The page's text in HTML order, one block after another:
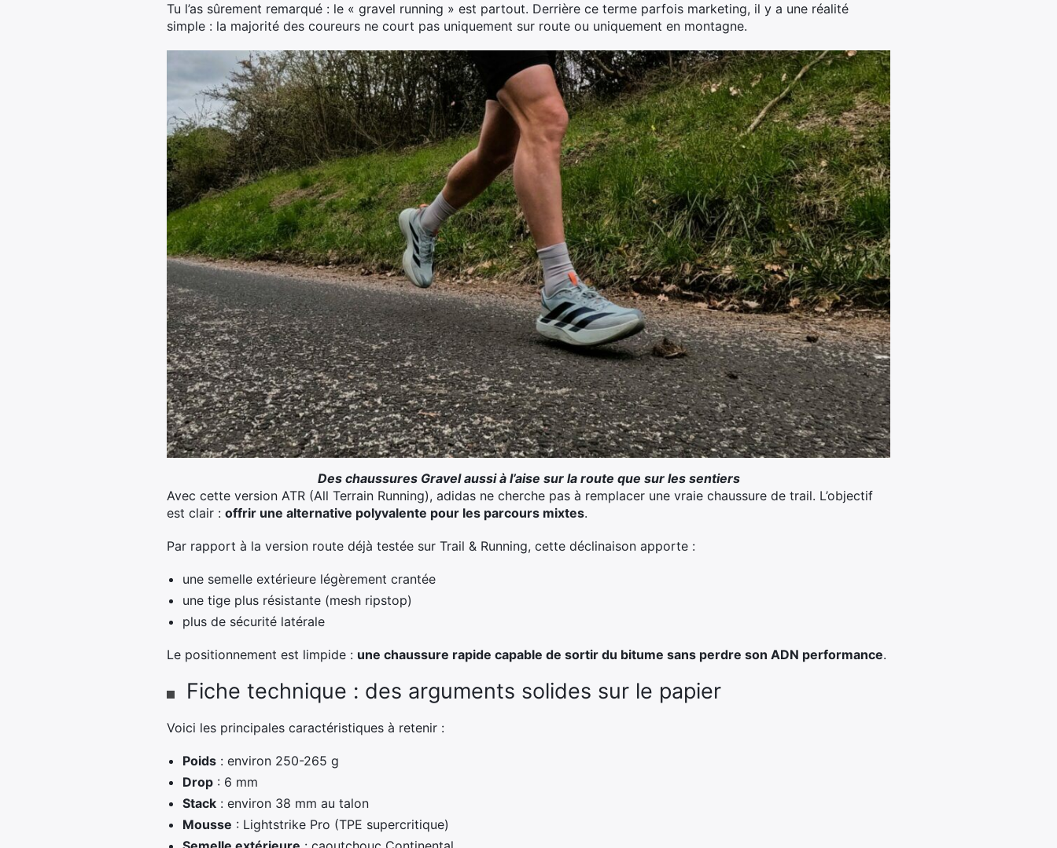
Tu l’as sûrement remarqué : le « gravel running » est partout. Derrière ce terme parfois marketing, il y a une réalité
simple : la majorité des coureurs ne court pas uniquement sur route ou uniquement en montagne.
Des chaussures Gravel aussi à l’aise sur la route que sur les sentiers
Avec cette version ATR (All Terrain Running), adidas ne cherche pas à remplacer une vraie chaussure de trail. L’objectif
est clair : offrir une alternative polyvalente pour les parcours mixtes.
Par rapport à la version route déjà testée sur Trail & Running, cette déclinaison apporte :
une semelle extérieure légèrement crantée
une tige plus résistante (mesh ripstop)
plus de sécurité latérale
Le positionnement est limpide : une chaussure rapide capable de sortir du bitume sans perdre son ADN performance.
Fiche technique : des arguments solides sur le papier
Voici les principales caractéristiques à retenir :
Poids : environ 250-265 g
Drop : 6 mm
Stack : environ 38 mm au talon
Mousse : Lightstrike Pro (TPE supercritique)